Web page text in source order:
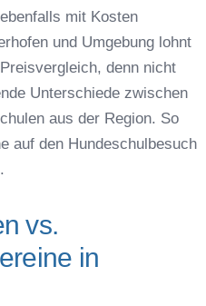
mit Kosten
und Umgebung lohnt
denn nicht
Unterschiede zwischen
aus der Region. So
auf den Hundeschulbesuch
vs.
in